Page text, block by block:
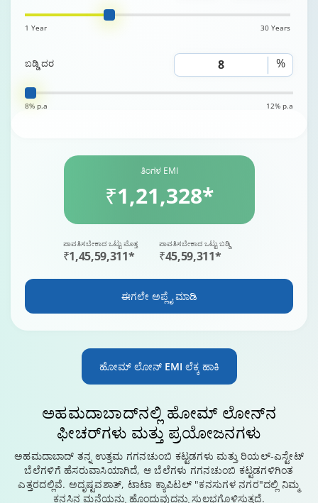
1 Year 30 Years
ಬಡ್ಡಿ ದರ %
8% p.a 12% p.a
ತಿಂಗಳ EMI
₹1,21,328*
ಪಾವತಿಸಬೇಕಾದ ಒಟ್ಟು ಮೊತ್ತ
₹1,45,59,311*
ಪಾವತಿಸಬೇಕಾದ ಒಟ್ಟು ಬಡ್ಡಿ
₹45,59,311*
ಈಗಲೇ ಅಪ್ಲೈ ಮಾಡಿ
ಹೋಮ್ ಲೋನ್‌ EMI ಲೆಕ್ಕ ಹಾಕಿ
ಅಹಮದಾಬಾದ್‌ನಲ್ಲಿ ಹೋಮ್ ಲೋನ್‌ನ
ಫೀಚರ್‌ಗಳು ಮತ್ತು ಪ್ರಯೋಜನಗಳು
ಅಹಮದಾಬಾದ್ ತನ್ನ ಉತ್ತಮ ಗಗನಚುಂಬಿ ಕಟ್ಟಡಗಳು ಮತ್ತು ರಿಯಲ್-ಎಸ್ಟೇಟ್
ಬೆಲೆಗಳಿಗೆ ಹೆಸರುವಾಸಿಯಾಗಿದೆ, ಆ ಬೆಲೆಗಳು ಗಗನಚುಂಬಿ ಕಟ್ಟಡಗಳಿಗಿಂತ
ಎತ್ತರದಲ್ಲಿವೆ. ಅದೃಷ್ಟವಶಾತ್, ಟಾಟಾ ಕ್ಯಾಪಿಟಲ್ "ಕನಸುಗಳ ನಗರ"ದಲ್ಲಿ ನಿಮ್ಮ
ಕನಸಿನ ಮನೆಯನ್ನು ಹೊಂದುವುದನ್ನು ಸುಲಭಗೊಳಿಸುತ್ತದೆ.